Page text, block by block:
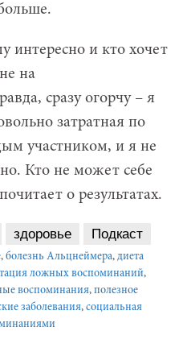
интересно и кто хочет
на
сразу огорчу – я
затратная по
участником, и я не
Кто не может себе
о результатах.
здоровье Подкаст
, болезнь Альцнеймера, диета
ложных воспоминаний,
воспоминания, полезное
заболевания, социальная